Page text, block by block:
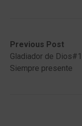
Post
navigation
Previous Post
Previous
post:Gladiador de
Siempre presente
Next
post: